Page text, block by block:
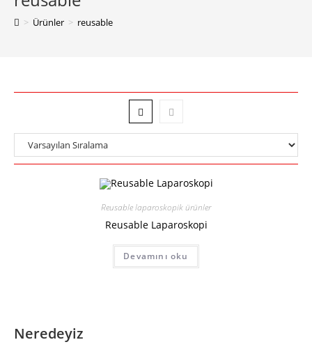
> Ürünler > reusable
Reusable laparoskopik ürünler
Reusable Laparoskopi
Devamını oku
Neredeyiz